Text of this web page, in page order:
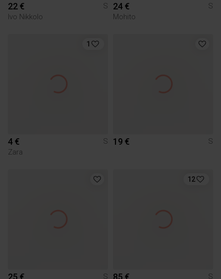
22 €
S
Ivo Nikkolo
24 €
S
Mohito
1
4 €
S
Zara
19 € S
25 €
S
12
85 €
S